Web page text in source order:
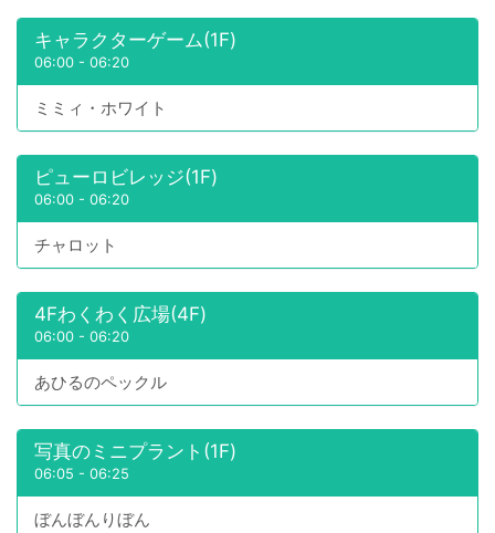
キャラクターゲーム(1F)
06:00 - 06:20
ミミィ・ホワイト
ピューロビレッジ(1F)
06:00 - 06:20
チャロット
4Fわくわく広場(4F)
06:00 - 06:20
あひるのペックル
写真のミニプラント(1F)
06:05 - 06:25
ぼんぼんりぼん